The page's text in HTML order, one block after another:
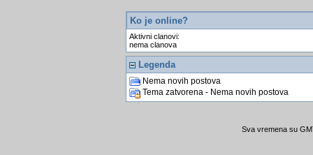
Ko je online?
Aktivni clanovi:
nema clanova
Legenda
Nema novih postova
Tema zatvorena - Nema novih postova
Sva vremena su